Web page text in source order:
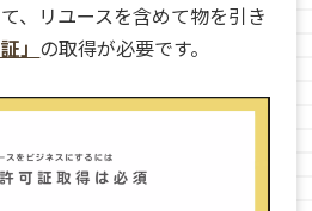
、リユースを含めて物を引き
」 の取得が必要です。